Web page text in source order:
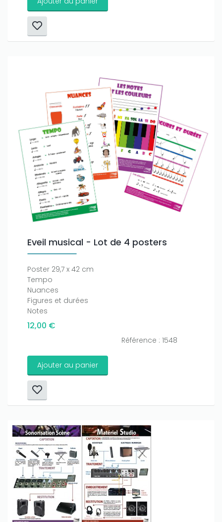
Eveil musical - Lot de 4 posters
Poster 29,7 x 42 cm
Tempo
Nuances
Figures et durées
Notes
12,00 €
Référence : 1548
Ajouter au panier